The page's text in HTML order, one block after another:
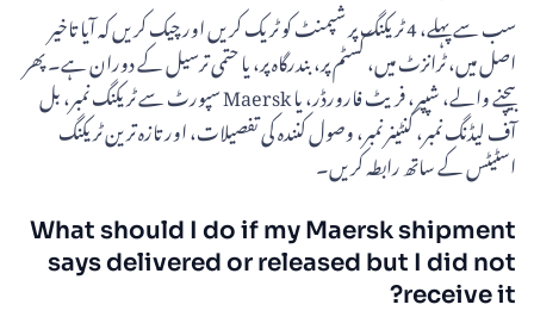
سب سے پہلے، 4 ٹریکنگ پر شپمنٹ کو ٹریک کریں اور چیک کریں کہ آیا تاخیر
اصل میں، ٹرانزٹ میں، کسٹم پر، بندرگاہ پر، یا حتمی ترسیل کے دوران ہے۔ پھر
بیچنے والے، شپپر، فریٹ فارورڈر، یا Maersk سپورٹ سے ٹریکنگ نمبر، بل
آف لیڈنگ نمبر، کنٹینر نمبر، وصول کنندہ کی تفصیلات، اور تازہ ترین ٹریکنگ
اسٹیٹس کے ساتھ رابطہ کریں۔
What should I do if my Maersk shipment
says delivered or released but I did not
receive it?